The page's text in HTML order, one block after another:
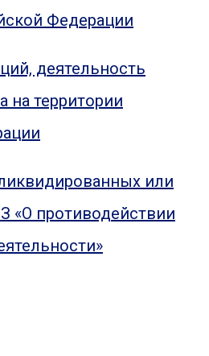
Федерации
деятельность
на территории
или
«О противодействии